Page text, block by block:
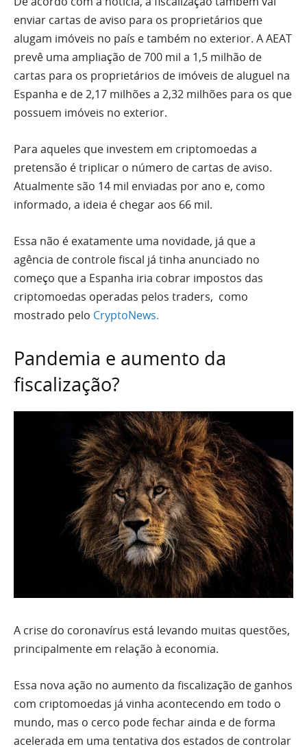
enviar cartas de aviso para os proprietários que
alugam imóveis no país e também no exterior. A AEAT
prevê uma ampliação de 700 mil a 1,5 milhão de
cartas para os proprietários de imóveis de aluguel na
Espanha e de 2,17 milhões a 2,32 milhões para os que
possuem imóveis no exterior.
Para aqueles que investem em criptomoedas a
pretensão é triplicar o número de cartas de aviso.
Atualmente são 14 mil enviadas por ano e, como
informado, a ideia é chegar aos 66 mil.
Essa não é exatamente uma novidade, já que a
agência de controle fiscal já tinha anunciado no
começo que a Espanha iria cobrar impostos das
criptomoedas operadas pelos traders, como
mostrado pelo CryptoNews.
Pandemia e aumento da
fiscalização?
A crise do coronavírus está levando muitas questões,
principalmente em relação à economia.
Essa nova ação no aumento da fiscalização de ganhos
com criptomoedas já vinha acontecendo em todo o
mundo, mas o cerco pode fechar ainda e de forma
acelerada em uma tentativa dos estados de controlar